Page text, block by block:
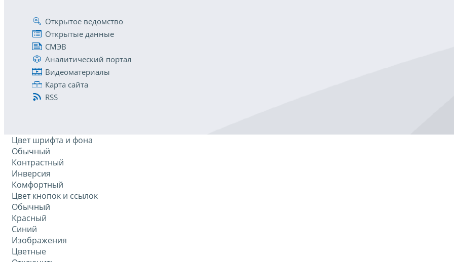
Открытое ведомство
Открытые данные
СМЭВ
Аналитический портал
Видеоматериалы
Карта сайта
RSS
Цвет шрифта и фона
Обычный
Контрастный
Инверсия
Комфортный
Цвет кнопок и ссылок
Обычный
Красный
Синий
Изображения
Цветные